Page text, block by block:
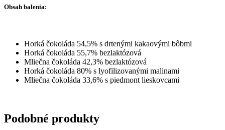
Obsah balenia:
Horká čokoláda 54,5% s drtenými kakaovými bôbmi
Horká čokoláda 55,7% bezlaktózová
Mliečna čokoláda 42,3% bezlaktózová
Horká čokoláda 80% s lyofilizovanými malinami
Mliečna čokoláda 33,6% s piedmont lieskovcami
Podobné produkty